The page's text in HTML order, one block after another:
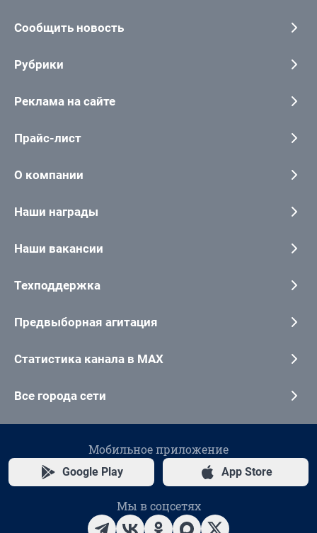
Сообщить новость
Рубрики
Реклама на сайте
Прайс-лист
О компании
Наши награды
Наши вакансии
Техподдержка
Предвыборная агитация
Статистика канала в MAX
Все города сети
Мобильное приложение
Google Play App Store
Мы в соцсетях